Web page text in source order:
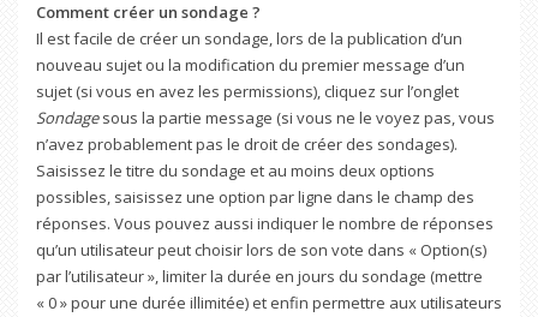
Comment créer un sondage ?
Il est facile de créer un sondage, lors de la publication d’un
nouveau sujet ou la modification du premier message d’un
sujet (si vous en avez les permissions), cliquez sur l’onglet
Sondagesous la partie message (si vous ne le voyez pas, vous
n’avez probablement pas le droit de créer des sondages).
Saisissez le titre du sondage et au moins deux options
possibles, saisissez une option par ligne dans le champ des
réponses. Vous pouvez aussi indiquer le nombre de réponses
qu’un utilisateur peut choisir lors de son vote dans « Option(s)
par l’utilisateur », limiter la durée en jours du sondage (mettre
« 0 » pour une durée illimitée) et enfin permettre aux utilisateurs